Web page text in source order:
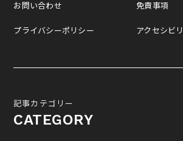
お問い合わせ
プライバシーポリシー
免責事項
アクセシビ
記事カテゴリー
CATEGORY